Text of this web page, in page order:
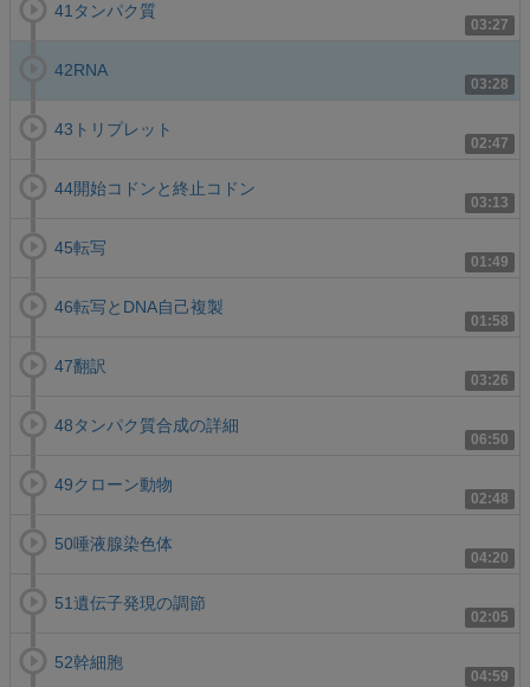
03:27
41タンパク質
03:28
42RNA
02:47
43トリプレット
03:13
44開始コドンと終止コドン
01:49
45転写
01:58
46転写とDNA自己複製
03:26
47翻訳
06:50
48タンパク質合成の詳細
02:48
49クローン動物
04:20
50唾液腺染色体
02:05
51遺伝子発現の調節
04:59
52幹細胞